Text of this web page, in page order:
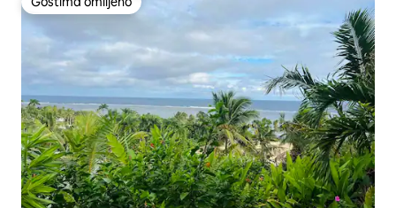
Gostima omiljeno